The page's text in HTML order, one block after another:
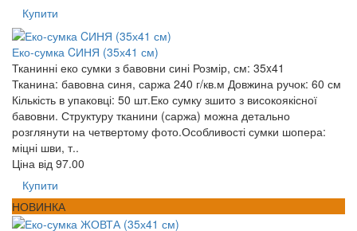
Купити
Еко-сумка CИНЯ (35х41 см)
Тканинні еко сумки з бавовни сині Розмір, см: 35x41
Тканина: бавовна синя, саржа 240 г/кв.м Довжина ручок: 60 см
Кількість в упаковці: 50 шт.Еко сумку зшито з високоякісної
бавовни. Структуру тканини (саржа) можна детально
розглянути на четвертому фото.Особливості сумки шопера:
міцні шви, т..
Ціна від 97.00
Купити
НОВИНКА